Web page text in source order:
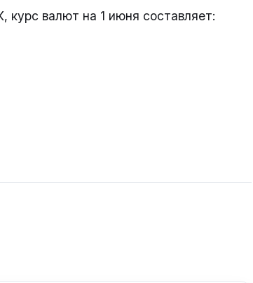
курс валют на 1 июня составляет: